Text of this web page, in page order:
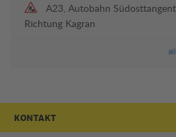
A23, Autobahn
Richtung Kagran
KONTAKT